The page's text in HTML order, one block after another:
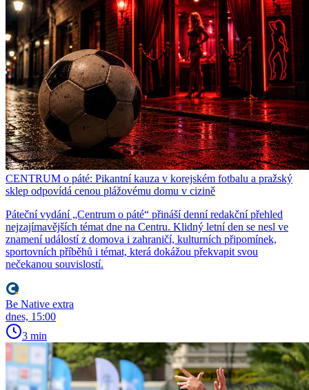
CENTRUM o páté: Pikantní kauza v korejském fotbalu a pražský
sklep odpovídá cenou plážovému domu v cizině
Páteční vydání „Centrum o páté“ přináší denní redakční přehled
nejzajímavějších témat dne na Centru. Klidný letní den se nesl ve
znamení událostí z domova i zahraničí, kulturních připomínek,
sportovních příběhů i témat, která dokážou překvapit svou
nečekanou souvislostí.
Be Native extra
dnes, 15:00
3 min